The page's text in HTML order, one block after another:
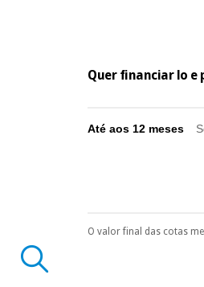
Quer financiar lo e
Até aos 12 meses
Pode escolhê-lo no
O valor final das cotas